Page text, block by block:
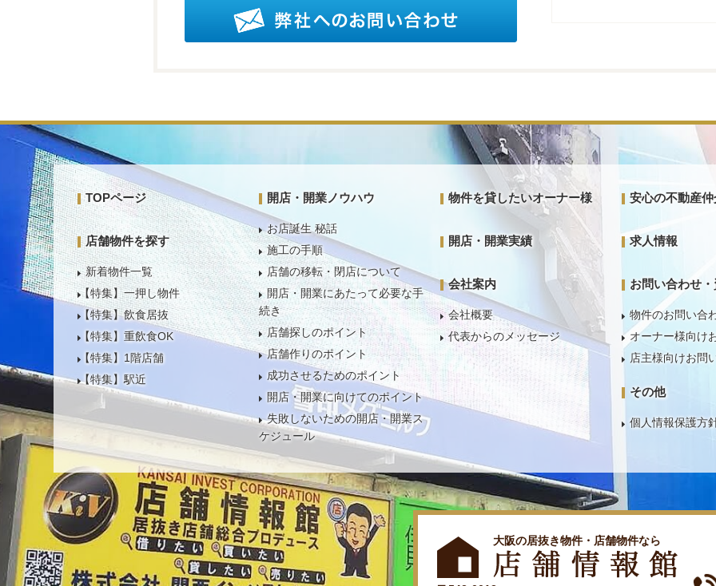
TOPページ
店舗物件を探す
新着物件一覧
【特集】一押し物件
【特集】飲食居抜
【特集】重飲食OK
【特集】1階店舗
【特集】駅近
開店・開業ノウハウ
お店誕生 秘話
施工の手順
店舗の移転・閉店について
開店・開業にあたって必要な手
続き
店舗探しのポイント
店舗作りのポイント
成功させるためのポイント
開店・開業に向けてのポイント
失敗しないための開店・開業ス
ケジュール
物件を貸したいオーナー様
開店・開業実績
会社案内
会社概要
代表からのメッセージ
安心の不動産仲
求人情報
お問い合わせ
物件のお問い合
オーナー様向け
店主様向けお問
その他
個人情報保護方
大阪の居抜き物件・店舗物件なら